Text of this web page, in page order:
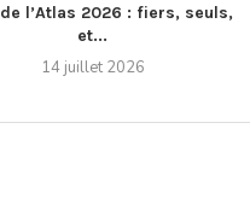
l’Atlas 2026 : fiers, seuls,
et...
14 juillet 2026